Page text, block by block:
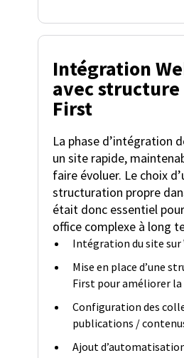
Intégration
avec
First
La phase d’intégration
un site rapide,
faire évoluer. Le choix
structuration propre
était donc essentiel
office complexe à long
Intégration du site sur
Mise en place d’une
First pour améliorer
Configuration des
publications /
Ajout